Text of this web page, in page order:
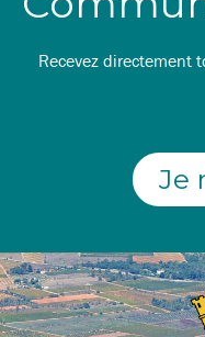
Recevez directement
Je